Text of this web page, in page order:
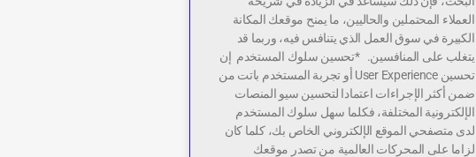
العملاء المحتملين والحاليين، ما يمنح موقعك المكانة
الكبيرة في سوق العمل الذي يتنافس فيه، وربما قد
يتغلب على المنافسين. *تحسين سلوك المستخدم إن
تحسين User Experience أو تجربة المستخدم باتت من
ضمن أكثر الإجراءات اعتمادا لتحسين سيو المنصات
الإلكترونية المختلفة، فكلما سهل سلوك المستخدم
لدى متصفحي الموقع الإلكتروني الخاص بك، كلما كان
لزاما على المحركات العالمية من تصدر موقعك